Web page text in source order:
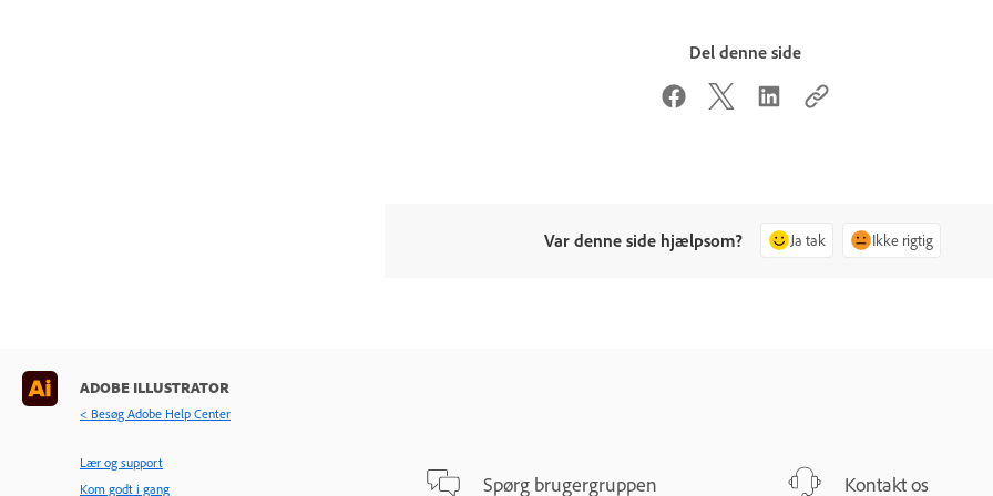
Del denne side
Var denne side hjælpsom? Ja tak Ikke rigtig
ADOBE ILLUSTRATOR
< Besøg Adobe Help Center
Lær og support
Kom godt i gang
Spørg brugergruppen Kontakt os